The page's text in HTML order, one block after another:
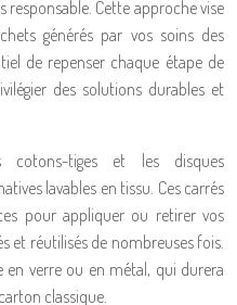
Cette approche vise
générés par vos soins des
de repenser chaque étape de
des solutions durables et
cotons-tiges et les disques
lavables en tissu. Ces carrés
pour appliquer ou retirer vos
et réutilisés de nombreuses fois.
verre ou en métal, qui durera
classique.